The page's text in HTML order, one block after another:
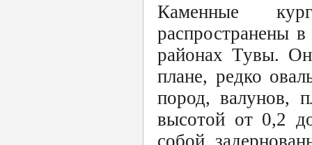
Каменные
распространены
районах Тувы.
плане, редко
пород, валунов,
высотой от 0,2
собой